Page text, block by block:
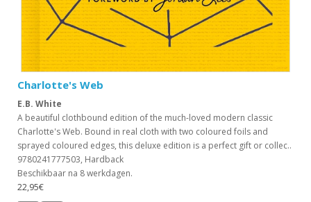
Charlotte's Web
E.B. White
A beautiful clothbound edition of the much-loved modern classic
Charlotte's Web. Bound in real cloth with two coloured foils and
sprayed coloured edges, this deluxe edition is a perfect gift or collec..
9780241777503, Hardback
Beschikbaar na 8 werkdagen.
22,95€